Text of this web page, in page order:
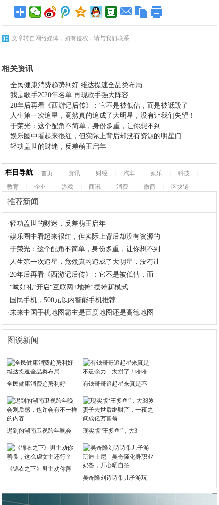
文章转自网络媒体，如有侵权，请与我们联系
相关资讯
全民健康消费趋势利好 维达提速全品类布局
我是歌手2020年名单 再现歌手强大阵容
20年后再看《西游记后传》：它不是被低估，而是被诋毁了
人生第一次追星，竟然真的追成了大明星，没有让我们失望！
于荣光：这个配角不简单，身份多重，让你想不到
娱乐圈中看起来很红，但实际上背后却没有资源的明星们
轻功盖世的财迷，反差萌王启年
栏目导航 首页 资讯 财经 汽车 娱乐 科技
教育
企业 游戏 商讯 消费 微商 区块链
推荐新闻
·轻功盖世的财迷，反差萌王启年
·娱乐圈中看起来很红，但实际上背后却没有资源的
·于荣光：这个配角不简单，身份多重，让你想不到
· 人生第一次追星，竟然真的追成了大明星，没有让
·20年后再看《西游记后传》：它不是被低估，而
·“呦好礼”开启“互联网+地摊”摆摊新模式
· 国民手机，500元以内智能手机推荐
·未来中国手机地图霸主是百度地图还是高德地图
图说新闻
全民健康消费趋势利好 有钱哥哥追起星来真是不
迟到的湖南卫视跨年晚会 现实版“王多鱼”，大3
《锦衣之下》男主劝你善
吴奇隆刘诗诗带儿子游玩